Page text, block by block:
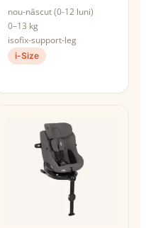
nou-născut (0-12 luni)
0–13 kg
isofix-support-leg
i-Size